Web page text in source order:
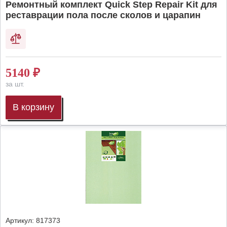
Ремонтный комплект Quick Step Repair Kit для
реставрации пола после сколов и царапин
5140 ₽
за шт.
В корзину
Артикул: 817373